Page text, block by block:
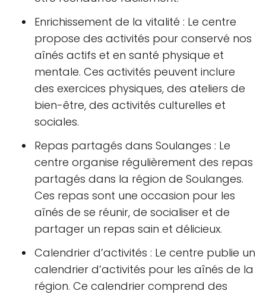
Enrichissement de la vitalité : Le centre
propose des activités pour conservé nos
aînés actifs et en santé physique et
mentale. Ces activités peuvent inclure
des exercices physiques, des ateliers de
bien-être, des activités culturelles et
sociales.
Repas partagés dans Soulanges : Le
centre organise régulièrement des repas
partagés dans la région de Soulanges.
Ces repas sont une occasion pour les
aînés de se réunir, de socialiser et de
partager un repas sain et délicieux.
Calendrier d’activités : Le centre publie un
calendrier d’activités pour les aînés de la
région. Ce calendrier comprend des